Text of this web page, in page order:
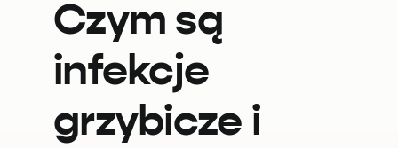
Czym są
infekcje
grzybicze i